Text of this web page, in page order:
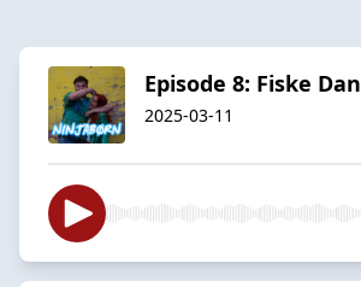
Episode 8: Fiske Dan
2025-03-11